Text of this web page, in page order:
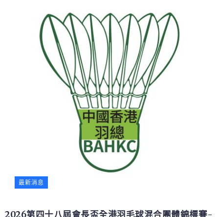
最新消息
2026第四十八屆會長盃全港羽毛球混合團體錦標賽-